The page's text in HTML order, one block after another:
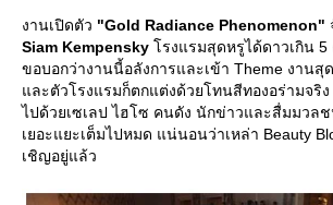
งานเปิดตัว "Gold Radiance Phenomenon"
Siam Kempensky รงแรมสุดหรูได้ดาวเกิน 5
ขอบอกว่างานนี้อลังการและเข้า Theme งานสุ
ละตัวโรงแรมก็ตกแต่งด้วยโทนสีทองอร่ามจริง
ไปด้วยเซเลป ไฮโซ คนดัง นักข่าวและสื่มมวล
เยอะแยะเต็มไปหมด แน่นอนว่าเหล่า Beauty
เชิญอยู่แล้ว